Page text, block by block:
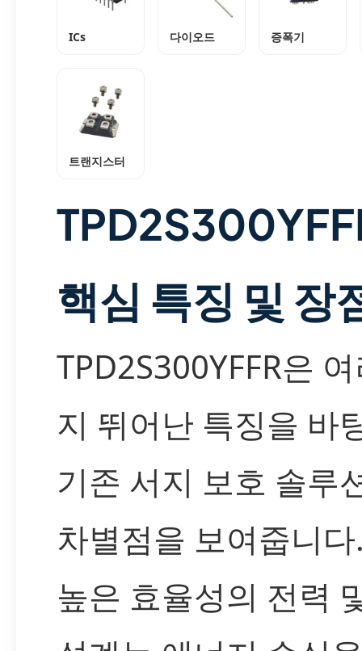
ICs 다이오드 증폭기
트랜지스터
핵심 특징 및 장
TPD2S300YFFR은
지 뛰어난 특징을 바
기존 서지 보호 솔루
차별점을 보여줍니
높은 효율성의 전력